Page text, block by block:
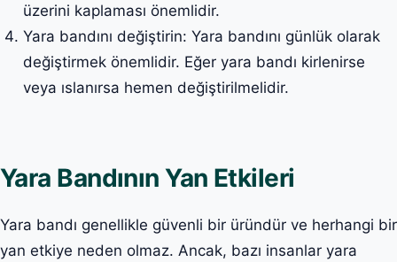
üzerini kaplaması önemlidir.
Yara bandını değiştirin: Yara bandını günlük olarak
değiştirmek önemlidir. Eğer yara bandı kirlenirse
veya ıslanırsa hemen değiştirilmelidir.
Yara Bandının Yan Etkileri
Yara bandı genellikle güvenli bir üründür ve herhangi bir
yan etkiye neden olmaz. Ancak, bazı insanlar yara